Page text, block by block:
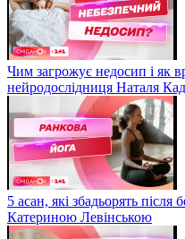
Чим загрожує недосип і як
нейродослідниця Наталя
5 асан, які збадьорять
Катериною Левінською